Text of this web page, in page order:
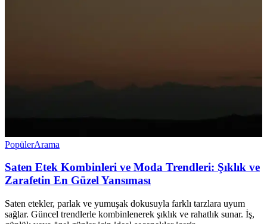
PopülerArama
Saten Etek Kombinleri ve Moda Trendleri: Şıklık ve
Zarafetin En Güzel Yansıması
Saten etekler, parlak ve yumuşak dokusuyla farklı tarzlara uyum
sağlar. Güncel trendlerle kombinlenerek şıklık ve rahatlık sunar. İş,